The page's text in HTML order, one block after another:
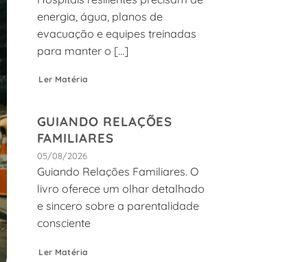
energia, água, planos de
evacuação e equipes treinadas
para manter o [...]
Ler Matéria
GUIANDO RELAÇÕES
FAMILIARES
05/08/2026
Guiando Relações Familiares. O
livro oferece um olhar detalhado
e sincero sobre a parentalidade
consciente
Ler Matéria